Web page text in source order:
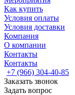
Как купить
Условия оплаты
Условия доставки
Компания
О компании
Контакты
Контакты
+7 (966) 304-40-85
Заказать звонок
Задать вопрос